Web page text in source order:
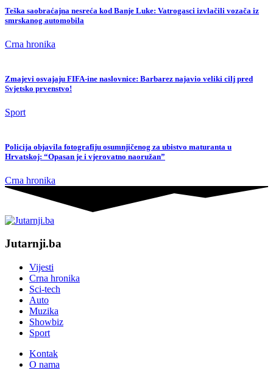
Teška saobraćajna nesreća kod Banje Luke: Vatrogasci izvlačili vozača iz
smrskanog automobila
Crna hronika
Zmajevi osvajaju FIFA-ine naslovnice: Barbarez najavio veliki cilj pred
Svjetsko prvenstvo!
Sport
Policija objavila fotografiju osumnjičenog za ubistvo maturanta u
Hrvatskoj: “Opasan je i vjerovatno naoružan”
Crna hronika
Jutarnji.ba
Vijesti
Crna hronika
Sci-tech
Auto
Muzika
Showbiz
Sport
Kontak
O nama